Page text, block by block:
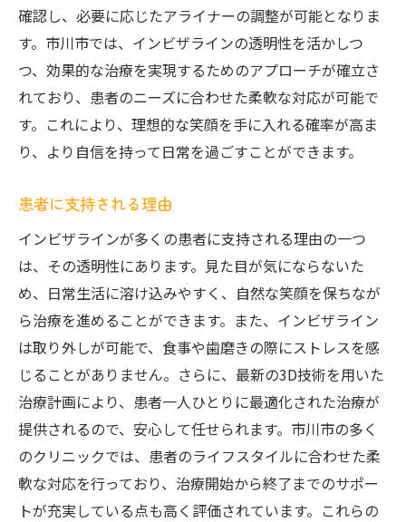
確認し、必要に応じたアライナーの調整が可能となりま
す。市川市では、インビザラインの透明性を活かしつ
つ、効果的な治療を実現するためのアプローチが確立さ
れており、患者のニーズに合わせた柔軟な対応が可能で
す。これにより、理想的な笑顔を手に入れる確率が高ま
り、より自信を持って日常を過ごすことができます。
患者に支持される理由
インビザラインが多くの患者に支持される理由の一つ
は、その透明性にあります。見た目が気にならないた
め、日常生活に溶け込みやすく、自然な笑顔を保ちなが
ら治療を進めることができます。また、インビザライン
は取り外しが可能で、食事や歯磨きの際にストレスを感
じることがありません。さらに、最新の3D技術を用いた
治療計画により、患者一人ひとりに最適化された治療が
提供されるので、安心して任せられます。市川市の多く
のクリニックでは、患者のライフスタイルに合わせた柔
軟な対応を行っており、治療開始から終了までのサポー
トが充実している点も高く評価されています。これらの